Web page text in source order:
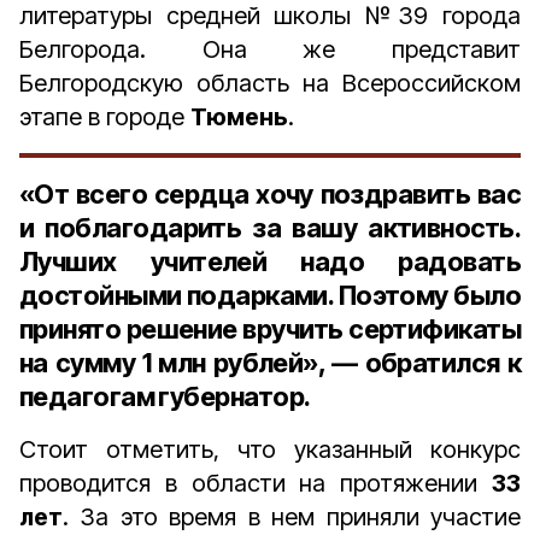
литературы средней школы №39 города
Белгорода. Она же представит
Белгородскую область на Всероссийском
этапе в городе Тюмень.
«От всего сердца хочу поздравить вас
и поблагодарить за вашу активность.
Лучших учителей надо радовать
достойными подарками. Поэтому было
принято решение вручить сертификаты
на сумму 1 млн рублей», — обратился к
педагогам губернатор.
Стоит отметить, что указанный конкурс
проводится в области на протяжении 33
лет. За это время в нем приняли участие